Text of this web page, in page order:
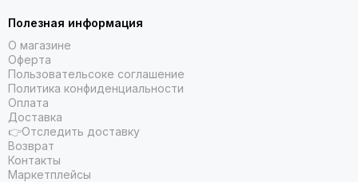
Полезная информация
О магазине
Оферта
Пользовательсоке соглашение
Политика конфиденциальности
Оплата
Доставка
👉Отследить доставку
Возврат
Контакты
Маркетплейсы